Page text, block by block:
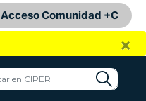
Acceso Comunidad +C
×